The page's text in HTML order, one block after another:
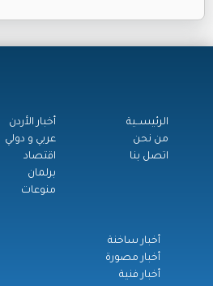
الرئيســية
من نحن
اتصل بنا
أخبار الأردن
عربي و دولي
اقتصاد
برلمان
منوعات
أخبار ساخنة
أخبار مصورة
أخبار فنية